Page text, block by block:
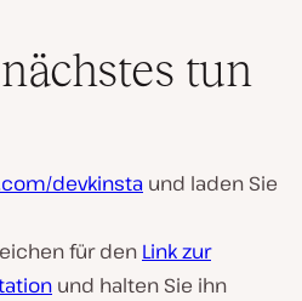
tun
devkinsta und laden Sie
für den Link zur
und halten Sie ihn